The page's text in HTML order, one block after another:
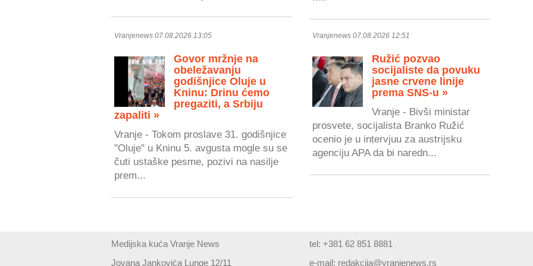
Vranjenews 07.08.2026 13:05
Govor mržnje na
obeležavanju
godišnjice Oluje u
Kninu: Drinu ćemo
pregaziti, a Srbiju
zapaliti »
Vranje - Tokom proslave 31. godišnjice
"Oluje" u Kninu 5. avgusta mogle su se
čuti ustaške pesme, pozivi na nasilje
prem...
Vranjenews 07.08.2026 12:51
Ružić pozvao
socijaliste da povuku
jasne crvene linije
prema SNS-u »
Vranje - Bivši ministar
prosvete, socijalista Branko Ružić
ocenio je u intervjuu za austrijsku
agenciju APA da bi naredn...
Medijska kuća Vranje News
Jovana Jankovića Lunge 12/11
tel: +381 62 851 8881
e-mail: redakcija@vranjenews.rs